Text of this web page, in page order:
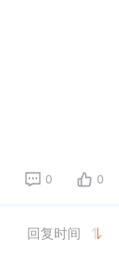
0 0
回复时间